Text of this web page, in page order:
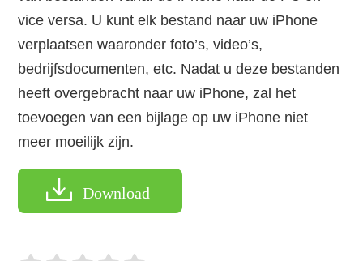
vice versa. U kunt elk bestand naar uw iPhone
verplaatsen waaronder foto’s, video’s,
bedrijfsdocumenten, etc. Nadat u deze bestanden
heeft overgebracht naar uw iPhone, zal het
toevoegen van een bijlage op uw iPhone niet
meer moeilijk zijn.
Download